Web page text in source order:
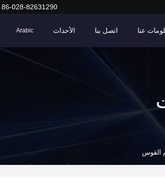
86-028-82631290
عنا اتصل بنا الأحداث Arabic